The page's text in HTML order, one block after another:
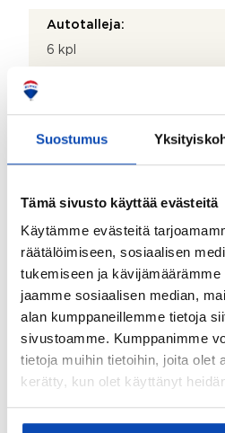
Suostumus
Tämä sivusto käyttää evästeitä
Käytämme evästeitä
räätälöimiseen, sosiaalisen
tukemiseen ja
jaamme sosiaalisen median,
alan kumppaneillemme tietoja
sivustoamme. Kumppanimme
tietoja muihin tietoihin, joita olet
kerätty, kun olet käyttänyt
Autotalleja:
6 kpl
Rakennukseen tehdyt
2024-2025
Ilmanvaihtojärjestelmän
peruskunnostus A–B-talojen
salaojien kunnostus Pihan
Parvekkeiden takaseinien
parvekeovien uusiminen
vaakaviemärivedot
Welho -laajakaista otettu
Ilmanvaihtojärjestelmän
Käyttövesiputkien osittainen